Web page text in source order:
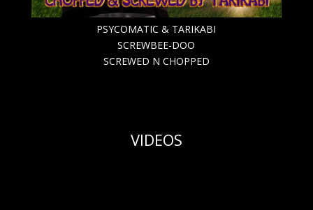
PSYCOMATIC & TARIKABI
SCREWBEE-DOO
SCREWED N CHOPPED
VIDEOS